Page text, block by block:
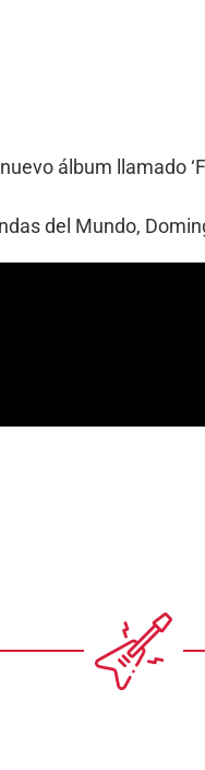
álbum llamado
del Mundo,